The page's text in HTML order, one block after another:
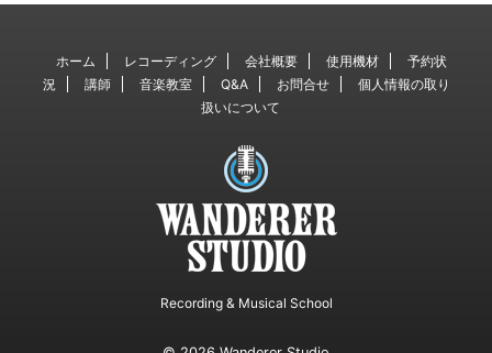
ホーム レコーディング 会社概要 使用機材
予約状
況
講師 音楽教室 Q&A お問合せ
個人情報の取り
扱いについて
Recording & Musical School